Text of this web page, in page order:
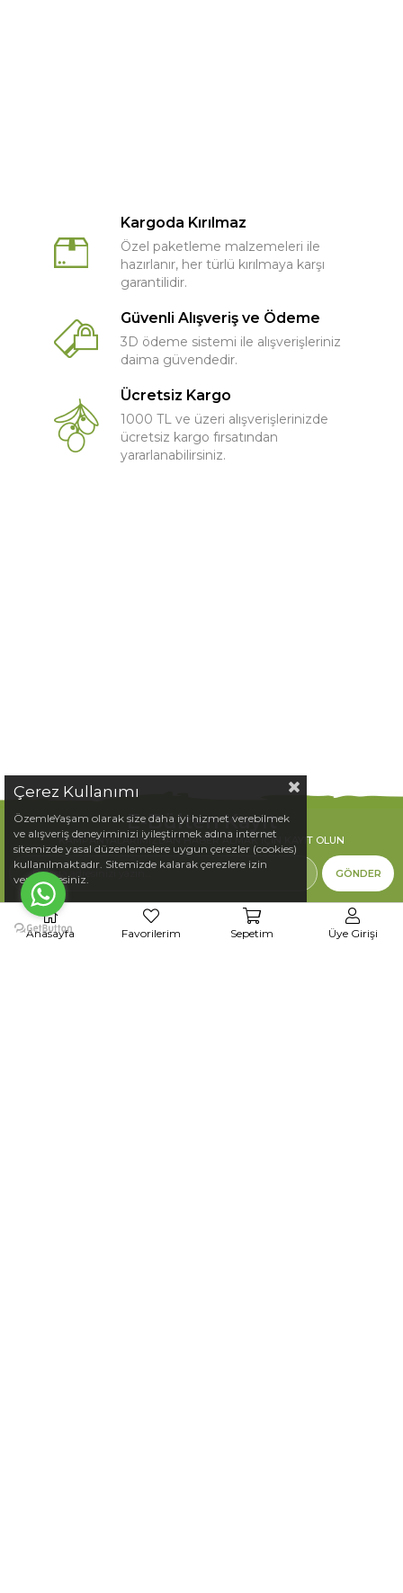
Kargoda Kırılmaz
Özel paketleme malzemeleri ile
hazırlanır, her türlü kırılmaya karşı
garantilidir.
Güvenli Alışveriş ve Ödeme
3D ödeme sistemi ile alışverişleriniz
daima güvendedir.
Ücretsiz Kargo
1000 TL ve üzeri alışverişlerinizde
ücretsiz kargo fırsatından
yararlanabilirsiniz.
E-Bülten Kayıt
KAMPANYALARIMIZDAN HABER ALMAK İÇIN KAYIT OLUN
GÖNDER
Çerez Kullanımı
ÖzemleYaşam olarak size daha iyi hizmet verebilmek
ve alışveriş deneyiminizi iyileştirmek adına internet
sitemizde yasal düzenlemelere uygun çerezler (cookies)
kullanılmaktadır. Sitemizde kalarak çerezlere izin
vermektesiniz.
Anasayfa Favorilerim Sepetim Üye Girişi